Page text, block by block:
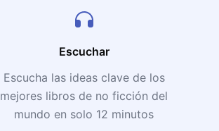
Escuchar
Escucha las ideas clave de los
mejores libros de no ficción del
mundo en solo 12 minutos